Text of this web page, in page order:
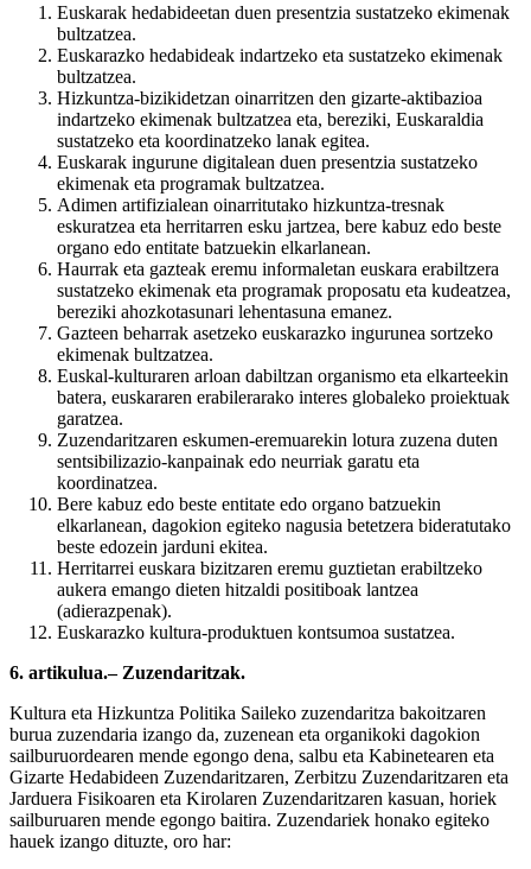
Euskarak hedabideetan duen presentzia sustatzeko ekimenak
bultzatzea.
Euskarazko hedabideak indartzeko eta sustatzeko ekimenak
bultzatzea.
Hizkuntza-bizikidetzan oinarritzen den gizarte-aktibazioa
indartzeko ekimenak bultzatzea eta, bereziki, Euskaraldia
sustatzeko eta koordinatzeko lanak egitea.
Euskarak ingurune digitalean duen presentzia sustatzeko
ekimenak eta programak bultzatzea.
Adimen artifizialean oinarritutako hizkuntza-tresnak
eskuratzea eta herritarren esku jartzea, bere kabuz edo beste
organo edo entitate batzuekin elkarlanean.
Haurrak eta gazteak eremu informaletan euskara erabiltzera
sustatzeko ekimenak eta programak proposatu eta kudeatzea,
bereziki ahozkotasunari lehentasuna emanez.
Gazteen beharrak asetzeko euskarazko ingurunea sortzeko
ekimenak bultzatzea.
Euskal-kulturaren arloan dabiltzan organismo eta elkarteekin
batera, euskararen erabilerarako interes globaleko proiektuak
garatzea.
Zuzendaritzaren eskumen-eremuarekin lotura zuzena duten
sentsibilizazio-kanpainak edo neurriak garatu eta
koordinatzea.
Bere kabuz edo beste entitate edo organo batzuekin
elkarlanean, dagokion egiteko nagusia betetzera bideratutako
beste edozein jarduni ekitea.
Herritarrei euskara bizitzaren eremu guztietan erabiltzeko
aukera emango dieten hitzaldi positiboak lantzea
(adierazpenak).
Euskarazko kultura-produktuen kontsumoa sustatzea.
6. artikulua.– Zuzendaritzak.
Kultura eta Hizkuntza Politika Saileko zuzendaritza bakoitzaren
burua zuzendaria izango da, zuzenean eta organikoki dagokion
sailburuordearen mende egongo dena, salbu eta Kabinetearen eta
Gizarte Hedabideen Zuzendaritzaren, Zerbitzu Zuzendaritzaren eta
Jarduera Fisikoaren eta Kirolaren Zuzendaritzaren kasuan, horiek
sailburuaren mende egongo baitira. Zuzendariek honako egiteko
hauek izango dituzte, oro har: